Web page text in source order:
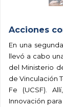
Acciones
En una
llevó a cabo
del Ministerio
de Vinculación
Fe (UCSF).
Innovación